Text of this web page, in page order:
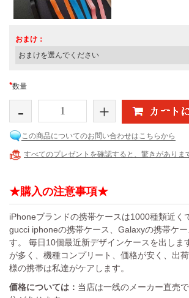
おまけ：
*数量
- +
この商品についてのお問い合わせはこちらから
すべてのプレゼントを確認すると、驚きがありま
★購入の注意事項★
iPhoneブランドの携帯ケースは1000種類近く
gucci iphoneの携帯ケース、Galaxyの携帯ケ
す。 毎日10個最近新デザインケースを出しま
が多く、機種コンプリート、価格が安く、出
様の携帯は私達がケアします。
価格については： 当店は一线のメーカー直売